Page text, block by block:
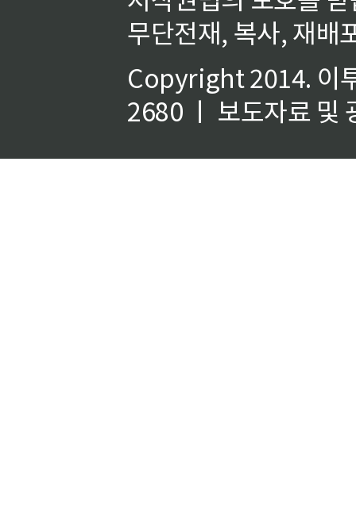
무단전재, 복사, 재배
Copyright 2014. 이
2680 ㅣ 보도자료